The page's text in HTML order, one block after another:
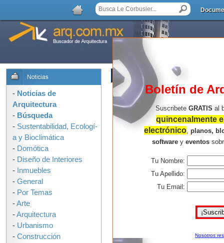
LISTA DE COMENTARIOS
Boletín de
Suscribete GRATIS al
quincenalmente
electrónico, planos,
softwarey eventos
Tu Nombre:
Tu Apellido:
Tu Email:
Nosotros
- Noticias de
Arquitectura
- Búsqueda
- Sustentabilidad, Ecologí­
a y Bioclimática
- Domótica
- Diseño de Interiores
- Inmuebles
- General
- Por Temas
-Arte
-Arquitectura
- Urbanismo
- Construcción